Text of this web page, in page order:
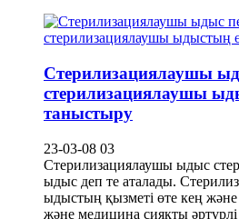
Стерилизациялаушы
стерилизациялаушы
таныстыру
23-03-08 03
Стерилизациялаушы ыдыс
ыдыс деп те аталады.
ыдыстың қызметі өте кең және
және медицина сияқты әртүрлі